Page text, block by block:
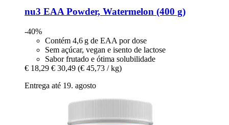
nu3 EAA Powder, Watermelon (400 g)
-40%
Contém 4,6 g de EAA por dose
Sem açúcar, vegan e isento de lactose
Sabor frutado e ótima solubilidade
€ 18,29 € 30,49 (€ 45,73 / kg)
Entrega até 19. agosto